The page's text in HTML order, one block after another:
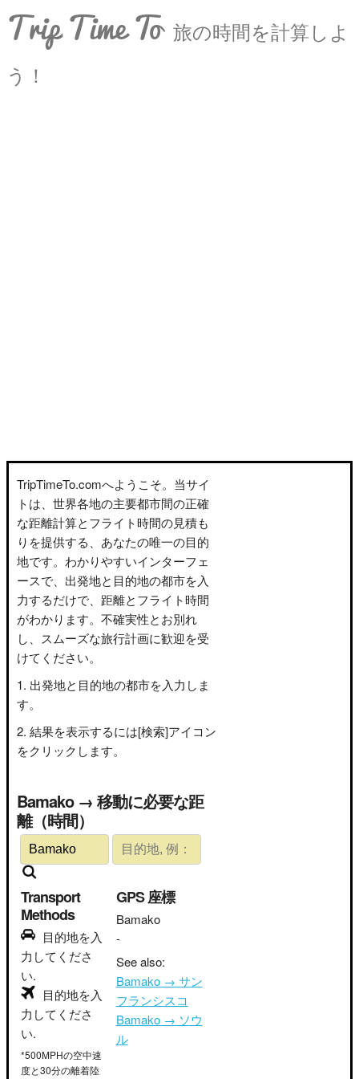
Trip Time To 旅の時間を計算しよ
う！
TripTimeTo.comへようこそ。当サイ
トは、世界各地の主要都市間の正確
な距離計算とフライト時間の見積も
りを提供する、あなたの唯一の目的
地です。わかりやすいインターフェ
ースで、出発地と目的地の都市を入
力するだけで、距離とフライト時間
がわかります。不確実性とお別れ
し、スムーズな旅行計画に歓迎を受
けてください。
出発地と目的地の都市を入力しま
す。
結果を表示するには[検索]アイコン
をクリックします。
Bamako → 移動に必要な距
離（時間）
Transport
Methods
目的地を入
力してくださ
い.
目的地を入
力してくださ
い.
*500MPHの空中速
度と30分の離着陸
GPS 座標
Bamako
-
See also:
Bamako → サン
フランシスコ
Bamako → ソウ
ル